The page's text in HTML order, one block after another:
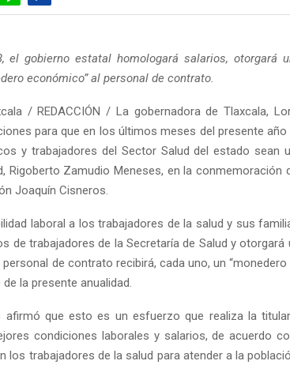
el gobierno estatal homologará salarios, otorgará
económico” al personal de contrato.
/ REDACCIÓN / La gobernadora de Tlaxcala,
para que en los últimos meses del presente
y trabajadores del Sector Salud del estado sean
Rigoberto Zamudio Meneses, en la conmemoración
Joaquín Cisneros.
laboral a los trabajadores de la salud y sus
de trabajadores de la Secretaría de Salud y otorgará
de contrato recibirá, cada uno, un
la presente anualidad.
afirmó que esto es un esfuerzo que realiza la
condiciones laborales y salarios, de acuerdo
los trabajadores de la salud para atender a la